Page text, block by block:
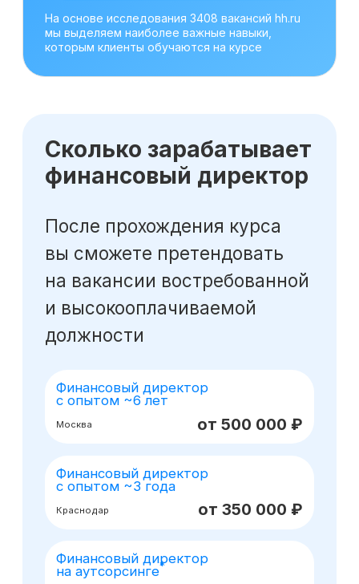
на консультацию
Получите бесплатный урок